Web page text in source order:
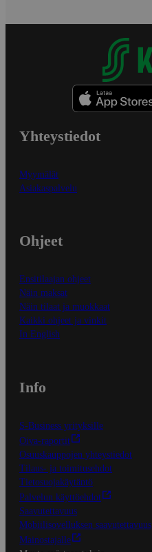
Yhteystiedot
Myymälät
Asiakaspalvelu
Ohjeet
Ensitilaajan ohjeet
Näin maksat
Näin tilaat ja muokkaat
Kaikki ohjeet ja vinkit
In English
Info
S-Business yrityksille
Oiva-raportit
Osuuskauppojen yhteystiedot
Tilaus- ja toimitusehdot
Tietosuojakäytäntö
Palvelun käyttöehdot
Saavutettavuus
Mobiilisovelluksen saavutettavuus
Mainostajalle